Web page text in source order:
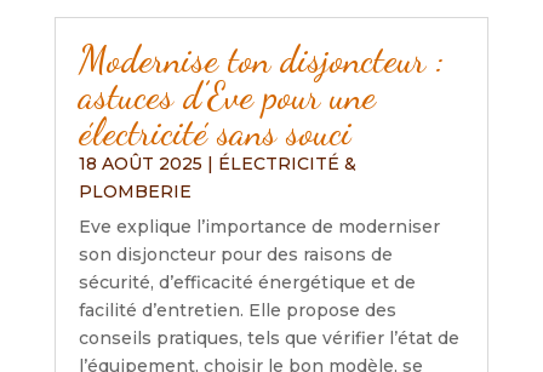
Modernise ton disjoncteur :
astuces d’Eve pour une
électricité sans souci
18 AOÛT 2025 | ÉLECTRICITÉ &
PLOMBERIE
Eve explique l’importance de moderniser
son disjoncteur pour des raisons de
sécurité, d’efficacité énergétique et de
facilité d’entretien. Elle propose des
conseils pratiques, tels que vérifier l’état de
l’équipement, choisir le bon modèle, se